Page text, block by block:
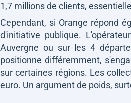
1,7 millions de clients,
Cependant, si Orange répond
d'initiative publique.
Auvergne ou sur les 4
positionne différemment,
sur certaines régions. Les
euro. Un argument de poids,